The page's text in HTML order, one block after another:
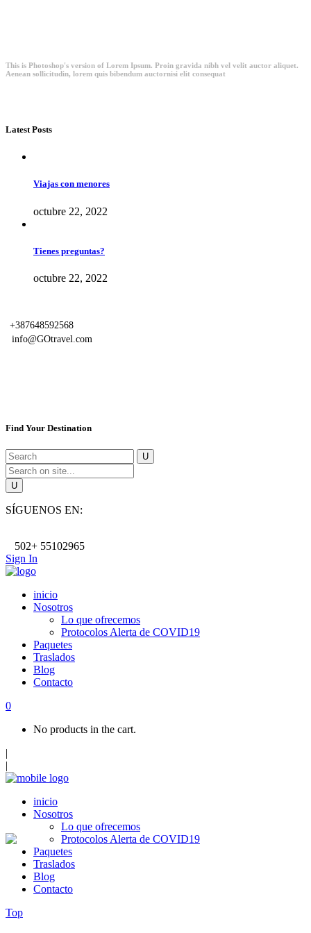
This is Photoshop's version of Lorem Ipsum. Proin gravida nibh vel velit auctor aliquet.
Aenean sollicitudin, lorem quis bibendum auctornisi elit consequat
Latest Posts
Viajas con menores
octubre 22, 2022
Tienes preguntas?
octubre 22, 2022
+387648592568
info@GOtravel.com
Find Your Destination
SÍGUENOS EN:
502+ 55102965
Sign In
inicio
Nosotros
Lo que ofrecemos
Protocolos Alerta de COVID19
Paquetes
Traslados
Blog
Contacto
0
No products in the cart.
|
|
inicio
Nosotros
Lo que ofrecemos
Protocolos Alerta de COVID19
Paquetes
Traslados
Blog
Contacto
Top